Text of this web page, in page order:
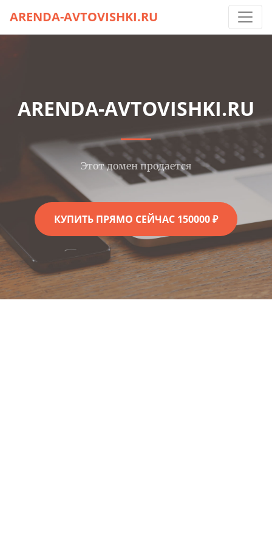
ARENDA-AVTOVISHKI.RU
ARENDA-AVTOVISHKI.RU
Этот домен продается
КУПИТЬ ПРЯМО СЕЙЧАС 150000 ₽